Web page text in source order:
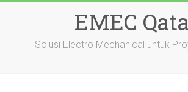
EMEC
Solusi Electro Mechanical untuk